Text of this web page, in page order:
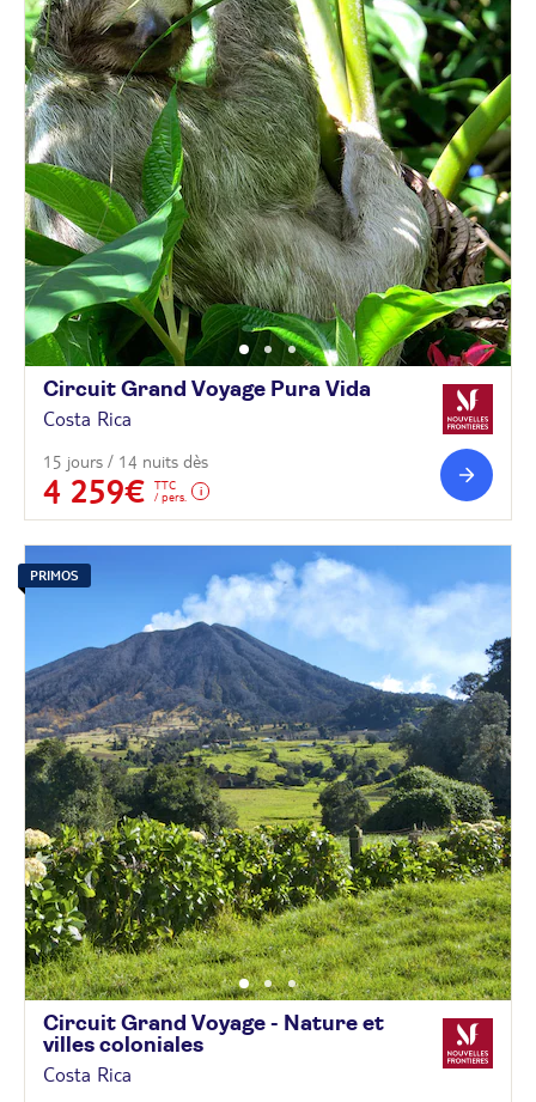
Circuit Grand Voyage Pura Vida
Costa Rica
15 jours / 14 nuits dès
4 259€
TTC
/ pers.
PRIMOS
Circuit Grand Voyage - Nature et
villes coloniales
Costa Rica